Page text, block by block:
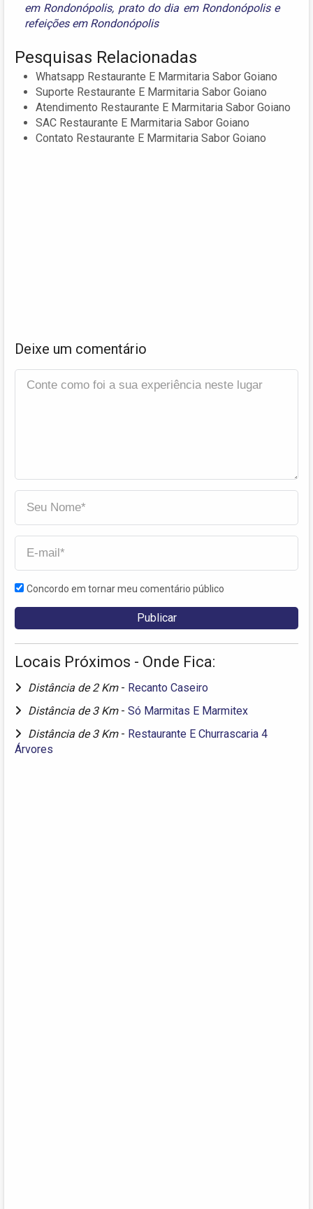
em Rondonópolis, prato do dia em Rondonópolise
refeições em Rondonópolis
Pesquisas Relacionadas
Whatsapp Restaurante E Marmitaria Sabor Goiano
Suporte Restaurante E Marmitaria Sabor Goiano
Atendimento Restaurante E Marmitaria Sabor Goiano
SAC Restaurante E Marmitaria Sabor Goiano
Contato Restaurante E Marmitaria Sabor Goiano
Deixe um comentário
Concordo em tornar meu comentário público
Locais Próximos - Onde Fica:
Distância de 2 Km - Recanto Caseiro
Distância de 3 Km - Só Marmitas E Marmitex
Distância de 3 Km - Restaurante E Churrascaria 4
Árvores